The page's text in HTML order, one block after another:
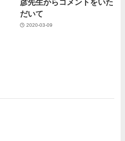
彦先生からコメントをいた
だいて
2020-03-09